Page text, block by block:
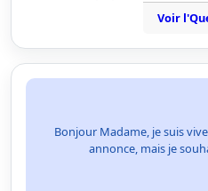
Voir
Bonjour Madame, je suis
annonce, mais je